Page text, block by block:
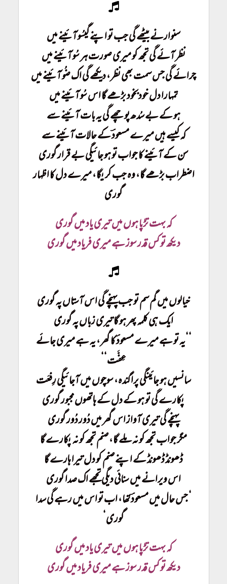
سنوارنے بیٹھے گی جب تو اپنے گیسُو آئینے میں
نظر آئے گی تجھ کو میری صورت ہر سُو آئینے میں
چرائے گی جس سمت بھی نظر، دیکھے گی اک ضُو آئینے میں
تمہارا دل خودبخود بڑھے گا اس سُو آئینے میں
ہو کے بے سُدھ پوچھے گی یہ بات آئینے سے
کہ کیسے ہیں میرے مسعودؔ کے حالات آئینے سے
سن کے آئینے کا جواب تو ہو جائیگی بے قرار گوری
اضطراب بڑھے گا، وہ جب کریگا، میرے دل کا اظہار
گوری
کہ بہت تڑپا ہوں میں تیری یاد میں گوری
دیکھ تو کس قدر سوز ہے میری فریاد میں گوری
خیالوں میں گم سم تو جب پہنچے گی اس آستاں پہ گوری
ایک ہی کلمہ پھر ہو گا تیری زباں پہ گوری
‘‘یہ تو ہے میرے مسعودؔ کا گھر، یہ ہے میری جائے
عِفَّت‘‘
سانسیں ہو جائینگی پراگندہ، سوچوں میں آجائیگی رِفعَت
پکارے گی تو ہو کے دل کے ہاتھوں مجبور گوری
پہنچے گی تیری آواز اس گھر میں دُور دُور گوری
مگر جواب تجھ کو نہ ملے گا، صنم تجھ کو نہ پکارے گا
ڈھونڈ ڈھونڈ کے اپنے صنم کو دل تیرا ہارے گا
اس ویرانے میں سنائی دیگی تجھے اک صدا گوری
‘ جس حال میں مسعودؔ تھا، اب تو اس میں رہے گی سدا
گوری‘
کہ بہت تڑپا ہوں میں تیری یاد میں گوری
دیکھ تو کس قدر سوز ہے میری فریاد میں گوری